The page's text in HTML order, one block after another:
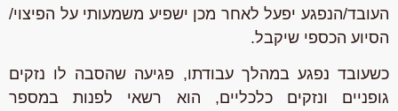
העובד/הנפגע יפעל לאחר מכן ישפיע משמעותי על הפיצוי/
הסיוע הכספי שיקבל.
כשעובד נפגע במהלך עבודתו, פגיעה שהסבה לו נזקים
גופניים ונזקים כלכליים, הוא רשאי לפנות במספר